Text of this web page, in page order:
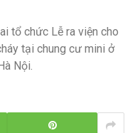
tổ chức Lễ ra viện cho
tại chung cư mini ở
Nội.